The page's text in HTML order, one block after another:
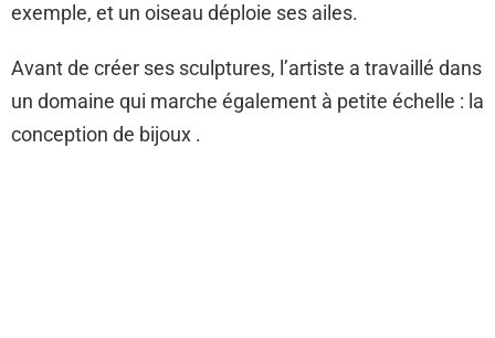
exemple, et un oiseau déploie ses ailes.
Avant de créer ses sculptures, l’artiste a travaillé dans
un domaine qui marche également à petite échelle : la
conception de bijoux .